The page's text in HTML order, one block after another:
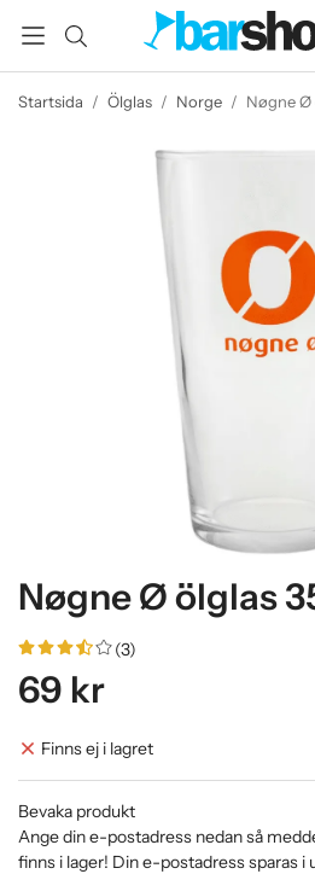
Startsida / Ölglas / Norge / Nøgne Ø
Nøgne Ø ölglas
(3)
69 kr
Finns ej i lagret
Bevaka produkt
Ange din e-postadress nedan så
finns i lager! Din e-postadress sparas i